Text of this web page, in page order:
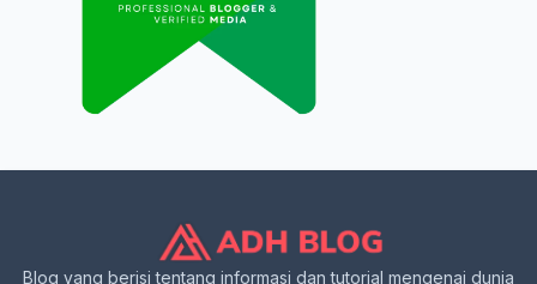
Blog yang berisi tentang informasi dan tutorial mengenai dunia